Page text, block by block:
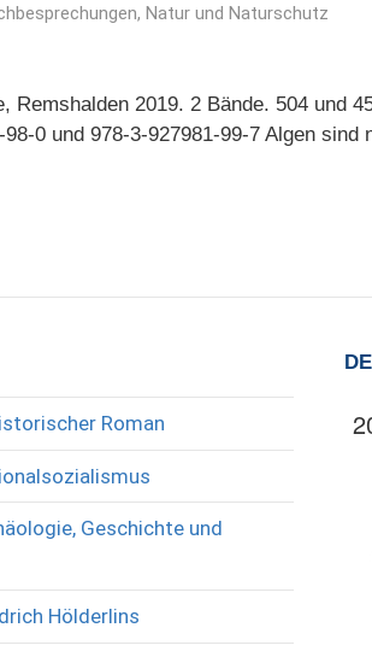
, Natur und Naturschutz
Remshalden 2019. 2 Bände. 504 und
0 und 978-3-927981-99-7 Algen
Roman
Geschichte und
Hölderlins